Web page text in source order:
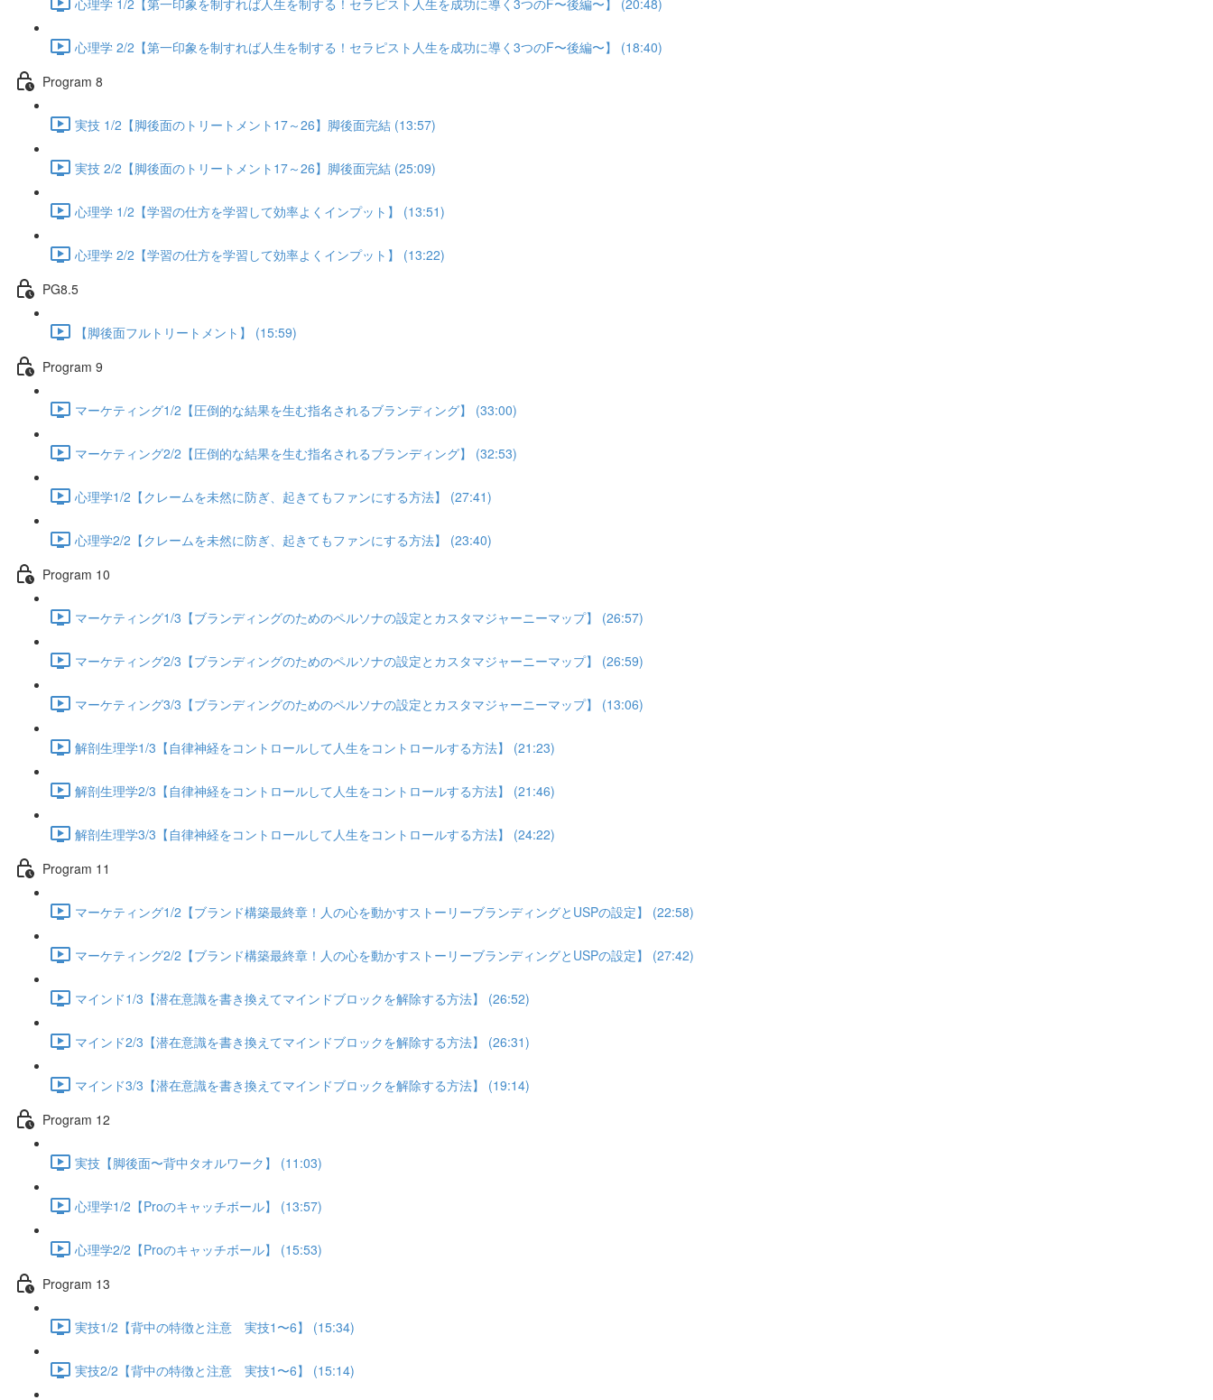
心理学 2/2【第一印象を制すれば人生を制する！セラピスト人生を成功に導く3つのF〜後編〜】 (18:40)
Program 8
実技 1/2【脚後面のトリートメント17～26】脚後面完結 (13:57)
実技 2/2【脚後面のトリートメント17～26】脚後面完結 (25:09)
心理学 1/2【学習の仕方を学習して効率よくインプット】 (13:51)
心理学 2/2【学習の仕方を学習して効率よくインプット】 (13:22)
PG8.5
【脚後面フルトリートメント】 (15:59)
Program 9
マーケティング1/2【圧倒的な結果を生む指名されるブランディング】 (33:00)
マーケティング2/2【圧倒的な結果を生む指名されるブランディング】 (32:53)
心理学1/2【クレームを未然に防ぎ、起きてもファンにする方法】 (27:41)
心理学2/2【クレームを未然に防ぎ、起きてもファンにする方法】 (23:40)
Program 10
マーケティング1/3【ブランディングのためのペルソナの設定とカスタマジャーニーマップ】 (26:57)
マーケティング2/3【ブランディングのためのペルソナの設定とカスタマジャーニーマップ】 (26:59)
マーケティング3/3【ブランディングのためのペルソナの設定とカスタマジャーニーマップ】 (13:06)
解剖生理学1/3【自律神経をコントロールして人生をコントロールする方法】 (21:23)
解剖生理学2/3【自律神経をコントロールして人生をコントロールする方法】 (21:46)
解剖生理学3/3【自律神経をコントロールして人生をコントロールする方法】 (24:22)
Program 11
マーケティング1/2【ブランド構築最終章！人の心を動かすストーリーブランディングとUSPの設定】 (22:58)
マーケティング2/2【ブランド構築最終章！人の心を動かすストーリーブランディングとUSPの設定】 (27:42)
マインド1/3【潜在意識を書き換えてマインドブロックを解除する方法】 (26:52)
マインド2/3【潜在意識を書き換えてマインドブロックを解除する方法】 (26:31)
マインド3/3【潜在意識を書き換えてマインドブロックを解除する方法】 (19:14)
Program 12
実技【脚後面〜背中タオルワーク】 (11:03)
心理学1/2【Proのキャッチボール】 (13:57)
心理学2/2【Proのキャッチボール】 (15:53)
Program 13
実技1/2【背中の特徴と注意 実技1〜6】 (15:34)
実技2/2【背中の特徴と注意 実技1〜6】 (15:14)